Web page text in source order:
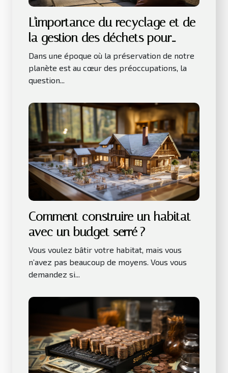
L'importance du recyclage et de
la gestion des déchets pour
l'environnement
Dans une époque où la préservation de notre
planète est au cœur des préoccupations, la
question...
Comment construire un habitat
avec un budget serré ?
Vous voulez bâtir votre habitat, mais vous
n’avez pas beaucoup de moyens. Vous vous
demandez si...